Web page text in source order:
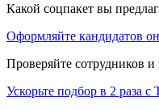
Какой соцпакет вы
Оформляйте кандидатов
Проверяйте сотрудников
Ускорьте подбор в 2 раза с